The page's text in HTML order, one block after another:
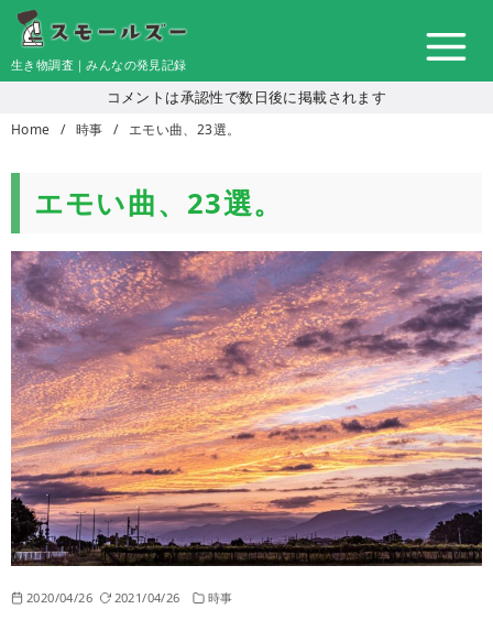
コ
テ
ツ
生き物調査｜みんなの発見記録
コメントは承認性で数日後に掲載されます
Home 時事 エモい曲、23選。
エモい曲、23選。
2020/04/26 2021/04/26 時事